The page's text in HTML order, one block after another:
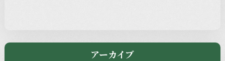
アーカイブ